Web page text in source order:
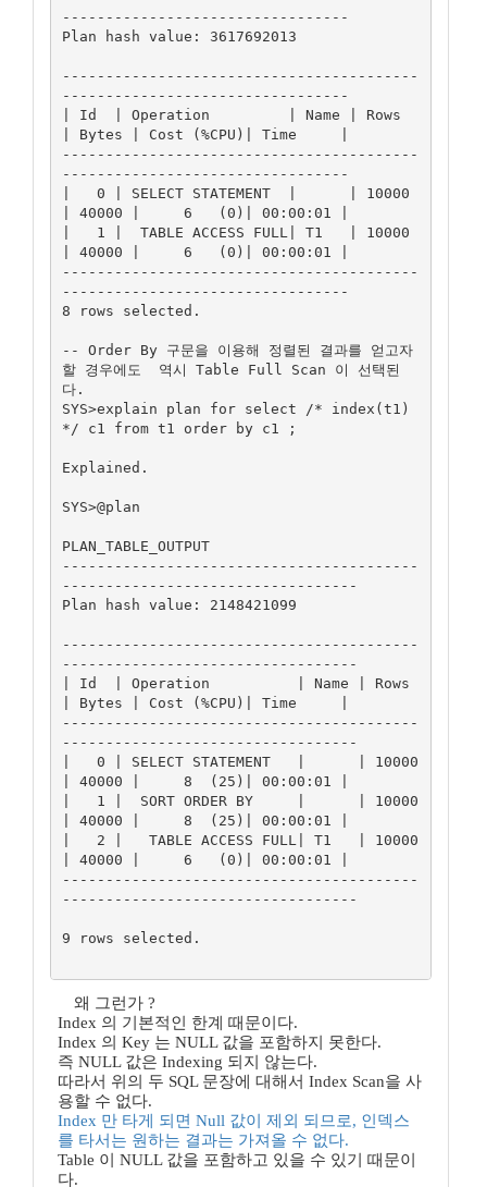
---------------------------------
Plan hash value: 3617692013
-----------------------------------------
---------------------------------
| Id  | Operation         | Name | Rows
| Bytes | Cost (%CPU)| Time     |
-----------------------------------------
---------------------------------
|   0 | SELECT STATEMENT  |      | 10000
| 40000 |     6   (0)| 00:00:01 |
|   1 |  TABLE ACCESS FULL| T1   | 10000
| 40000 |     6   (0)| 00:00:01 |
-----------------------------------------
---------------------------------
8 rows selected.
-- Order By 구문을 이용해 정렬된 결과를 얻고자
할 경우에도  역시 Table Full Scan 이 선택된
다.
SYS>explain plan for select /* index(t1)
*/ c1 from t1 order by c1 ;
Explained.
SYS>@plan
PLAN_TABLE_OUTPUT
-----------------------------------------
----------------------------------
Plan hash value: 2148421099
-----------------------------------------
----------------------------------
| Id  | Operation          | Name | Rows
| Bytes | Cost (%CPU)| Time     |
-----------------------------------------
----------------------------------
|   0 | SELECT STATEMENT   |      | 10000
| 40000 |     8  (25)| 00:00:01 |
|   1 |  SORT ORDER BY     |      | 10000
| 40000 |     8  (25)| 00:00:01 |
|   2 |   TABLE ACCESS FULL| T1   | 10000
| 40000 |     6   (0)| 00:00:01 |
-----------------------------------------
----------------------------------
9 rows selected.
왜 그런가 ?
Index 의 기본적인 한계 때문이다.
Index 의 Key 는 NULL 값을 포함하지 못한다.
즉 NULL 값은 Indexing 되지 않는다.
따라서 위의 두 SQL 문장에 대해서 Index Scan을 사
용할 수 없다.
Index 만 타게 되면 Null 값이 제외 되므로, 인덱스
를 타서는 원하는 결과는 가져올 수 없다.
Table 이 NULL 값을 포함하고 있을 수 있기 때문이
다.